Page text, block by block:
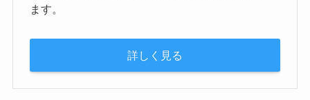
ます。
詳しく見る